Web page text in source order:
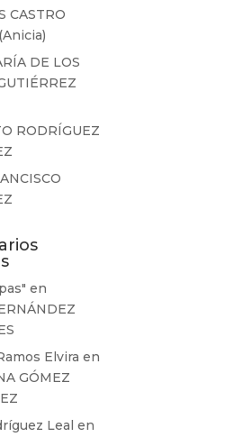
CASTRO
DE LOS
RODRÍGUEZ
en
Elvira en
GÓMEZ
Leal en